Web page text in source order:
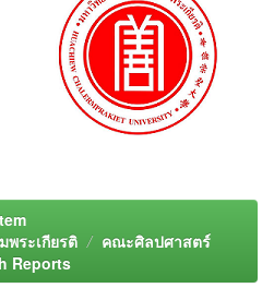
พระเกียรติ
คณะศิลปศาสตร์
Reports